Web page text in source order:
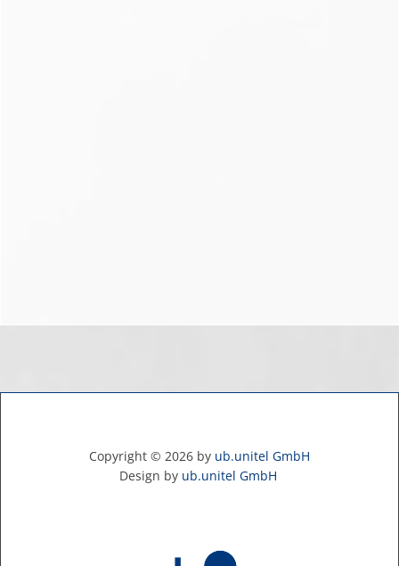
Copyright © 2026 by ub.unitel GmbH
Design by ub.unitel GmbH